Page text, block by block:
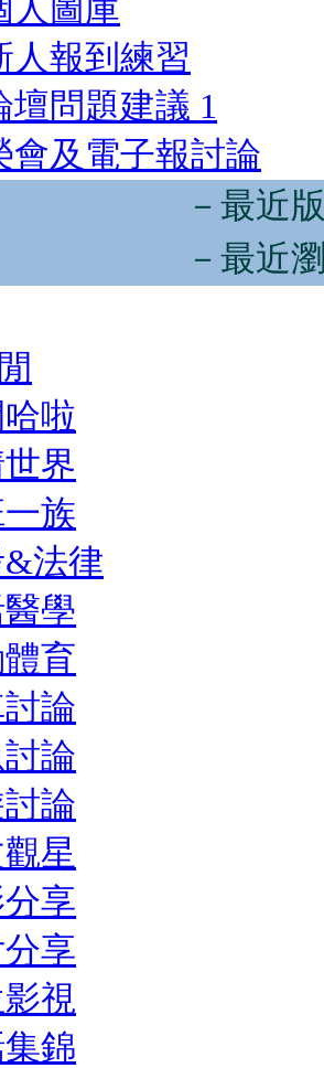
人圖庫
人報到練習
壇問題建議 1
會及電子報討論
－最近
－最近
啦
界
一族
&法律
學
育
論
論
論
星
享
享
視
錦